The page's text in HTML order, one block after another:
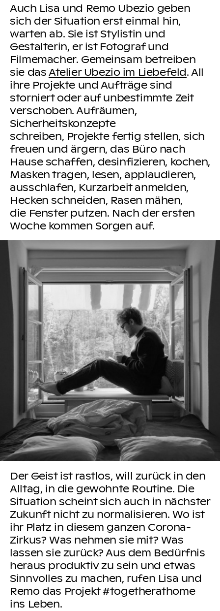
Auch Lisa und Remo Ubezio geben
sich der Situation erst einmal hin,
warten ab. Sie ist Stylistin und
Gestalterin, er ist Fotograf und
Filmemacher. Gemeinsam betreiben
sie dasAtelier Ubezio im Liebefeld. All
ihre Projekte und Aufträge sind
storniert oder auf unbestimmte Zeit
verschoben. Aufräumen,
Sicherheitskonzepte
schreiben, Projekte fertig stellen, sich
freuen und ärgern, das Büro nach
Hause schaffen, desinfizieren, kochen,
Masken tragen, lesen, applaudieren,
ausschlafen, Kurzarbeit anmelden,
Hecken schneiden, Rasen mähen,
die Fenster putzen. Nach der ersten
Woche kommen Sorgen auf.
Der Geist ist rastlos, will zurück in den
Alltag, in die gewohnte Routine. Die
Situation scheint sich auch in nächster
Zukunft nicht zu normalisieren. Wo ist
ihr Platz in diesem ganzen Corona-
Zirkus? Was nehmen sie mit? Was
lassen sie zurück? Aus dem Bedürfnis
heraus produktiv zu sein und etwas
Sinnvolles zu machen, rufen Lisa und
Remo das Projekt #togetherathome
ins Leben.